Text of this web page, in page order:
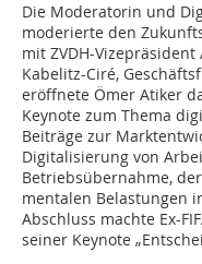
Die Moderatorin und
moderierte den
mit ZVDH-
Kabelitz-Ciré,
eröffnete Ömer Atiker
Keynote zum Thema
Beiträge zur
Digitalisierung von
Betriebsübernahme,
mentalen Belastungen
Abschluss machte Ex-
seiner Keynote